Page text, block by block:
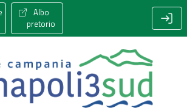
Albo
pretorio